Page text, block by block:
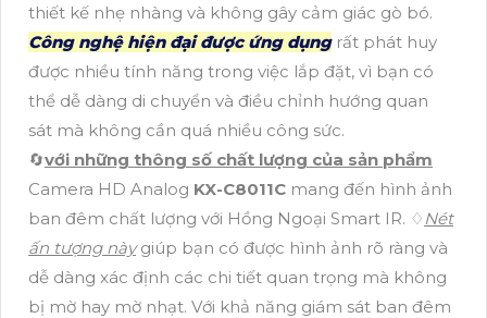
thiết kế nhẹ nhàng và không gây cảm giác gò bó.
Công nghệ hiện đại được ứng dụngrất phát huy
được nhiều tính năng trong việc lắp đặt, vì bạn có
thể dễ dàng di chuyển và điều chỉnh hướng quan
sát mà không cần quá nhiều công sức.
🔄với những thông số chất lượng của sản phẩm
Camera HD Analog KX-C8011C mang đến hình ảnh
ban đêm chất lượng với Hồng Ngoại Smart IR. ♢ Nét
ấn tượng nàygiúp bạn có được hình ảnh rõ ràng và
dễ dàng xác định các chi tiết quan trọng mà không
bị mờ hay mờ nhạt. Với khả năng giám sát ban đêm